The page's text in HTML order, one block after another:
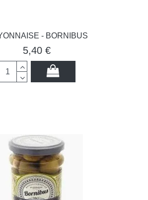
- BORNIBUS
5,40 €